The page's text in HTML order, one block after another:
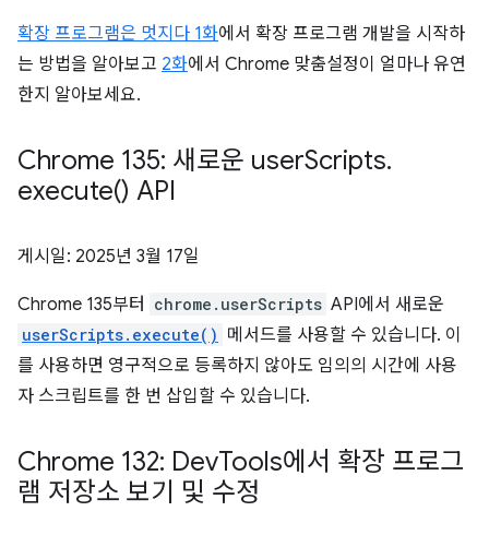
확장 프로그램은 멋지다 1화에서 확장 프로그램 개발을 시작하
는 방법을 알아보고 2화에서 Chrome 맞춤설정이 얼마나 유연
한지 알아보세요.
Chrome 135: 새로운 userScripts.
execute() API
게시일: 2025년 3월 17일
Chrome 135부터 chrome.userScripts API에서 새로운
userScripts.execute() 메서드를 사용할 수 있습니다. 이
를 사용하면 영구적으로 등록하지 않아도 임의의 시간에 사용
자 스크립트를 한 번 삽입할 수 있습니다.
Chrome 132: DevTools에서 확장 프로그
램 저장소 보기 및 수정